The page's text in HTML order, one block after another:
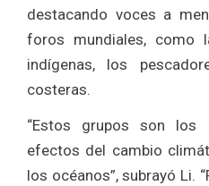
destacando voces a
foros mundiales, como
indígenas, los
costeras.
“Estos grupos son
efectos del cambio
los océanos”, subrayó Li.